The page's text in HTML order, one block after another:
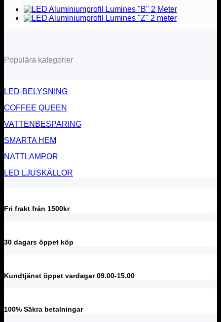
Populära kategorier
LED-BELYSNING
COFFEE QUEEN
VATTENBESPARING
SMARTA HEM
NATTLAMPOR
LED LJUSKÄLLOR
Fri frakt från 1500kr
30 dagars öppet köp
Kundtjänst öppet vardagar 09.00-15.00
100% Säkra betalningar